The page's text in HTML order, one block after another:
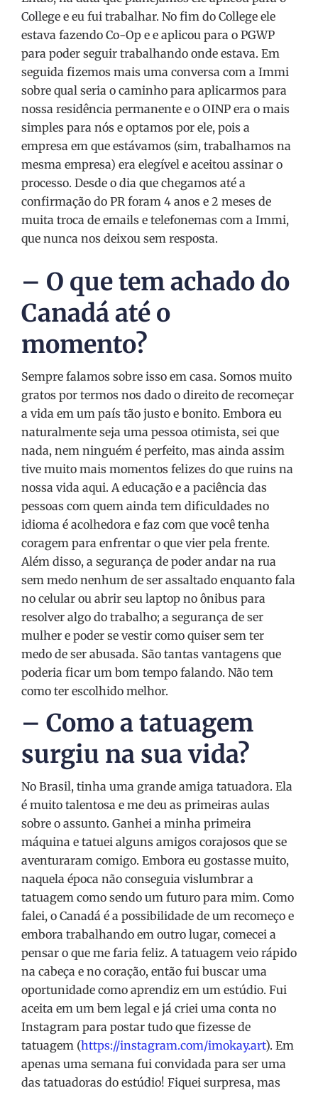
College e eu fui trabalhar. No fim do College ele
estava fazendo Co-Op e e aplicou para o PGWP
para poder seguir trabalhando onde estava. Em
seguida fizemos mais uma conversa com a Immi
sobre qual seria o caminho para aplicarmos para
nossa residência permanente e o OINP era o mais
simples para nós e optamos por ele, pois a
empresa em que estávamos (sim, trabalhamos na
mesma empresa) era elegível e aceitou assinar o
processo. Desde o dia que chegamos até a
confirmação do PR foram 4 anos e 2 meses de
muita troca de emails e telefonemas com a Immi,
que nunca nos deixou sem resposta.
– O que tem achado do
Canadá até o
momento?
Sempre falamos sobre isso em casa. Somos muito
gratos por termos nos dado o direito de recomeçar
a vida em um país tão justo e bonito. Embora eu
naturalmente seja uma pessoa otimista, sei que
nada, nem ninguém é perfeito, mas ainda assim
tive muito mais momentos felizes do que ruins na
nossa vida aqui. A educação e a paciência das
pessoas com quem ainda tem dificuldades no
idioma é acolhedora e faz com que você tenha
coragem para enfrentar o que vier pela frente.
Além disso, a segurança de poder andar na rua
sem medo nenhum de ser assaltado enquanto fala
no celular ou abrir seu laptop no ônibus para
resolver algo do trabalho; a segurança de ser
mulher e poder se vestir como quiser sem ter
medo de ser abusada. São tantas vantagens que
poderia ficar um bom tempo falando. Não tem
como ter escolhido melhor.
– Como a tatuagem
surgiu na sua vida?
No Brasil, tinha uma grande amiga tatuadora. Ela
é muito talentosa e me deu as primeiras aulas
sobre o assunto. Ganhei a minha primeira
máquina e tatuei alguns amigos corajosos que se
aventuraram comigo. Embora eu gostasse muito,
naquela época não conseguia vislumbrar a
tatuagem como sendo um futuro para mim. Como
falei, o Canadá é a possibilidade de um recomeço e
embora trabalhando em outro lugar, comecei a
pensar o que me faria feliz. A tatuagem veio rápido
na cabeça e no coração, então fui buscar uma
oportunidade como aprendiz em um estúdio. Fui
aceita em um bem legal e já criei uma conta no
Instagram para postar tudo que fizesse de
tatuagem (https://instagram.com/imokay.art). Em
apenas uma semana fui convidada para ser uma
das tatuadoras do estúdio! Fiquei surpresa, mas